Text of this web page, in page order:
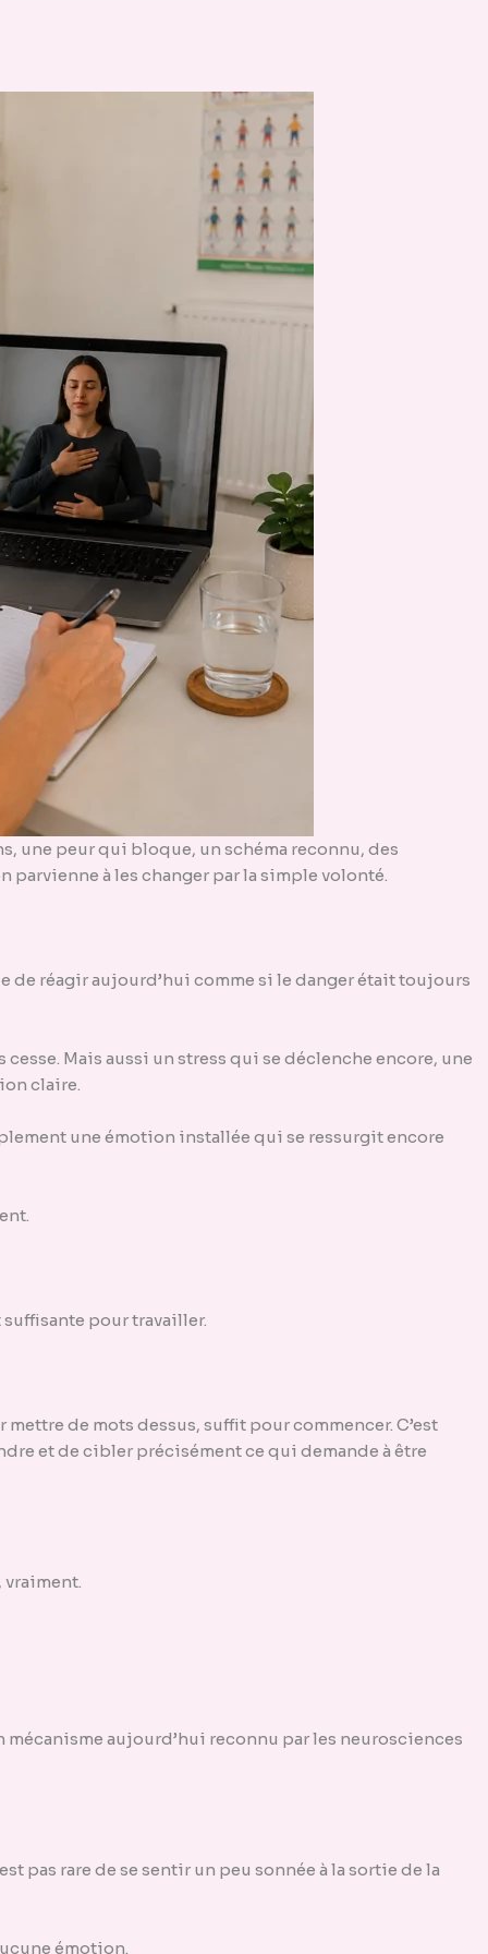
une peur qui bloque, un schéma reconnu, des
à les changer par la simple volonté.
de réagir aujourd’hui comme si le danger était toujours
Mais aussi un stress qui se déclenche encore, une
claire.
une émotion installée qui se ressurgit encore
pour travailler.
de mots dessus, suffit pour commencer. C’est
et de cibler précisément ce qui demande à être
vraiment.
aujourd’hui reconnu par les neurosciences
pas rare de se sentir un peu sonnée à la sortie de la
émotion.